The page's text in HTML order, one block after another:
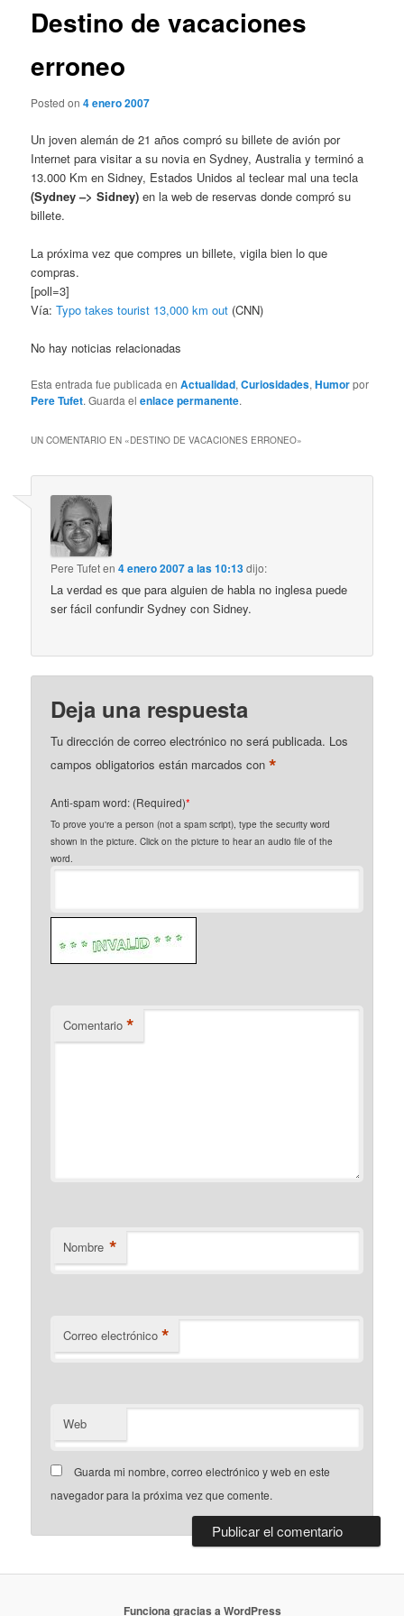
Destino de vacaciones
erroneo
Posted on4 enero 2007
Un joven alemán de 21 años compró su billete de avión por
Internet para visitar a su novia en Sydney, Australia y terminó a
13.000 Km en Sidney, Estados Unidos al teclear mal una tecla
(Sydney –> Sidney) en la web de reservas donde compró su
billete.
La próxima vez que compres un billete, vigila bien lo que
compras.
[poll=3]
Vía:Typo takes tourist 13,000 km out (CNN)
No hay noticias relacionadas
Esta entrada fue publicada enActualidad,Curiosidades,Humorpor
Pere Tufet. Guarda elenlace permanente.
UN COMENTARIO EN «DESTINO DE VACACIONES ERRONEO»
Pere Tufeten4 enero 2007 a las 10:13dijo:
La verdad es que para alguien de habla no inglesa puede
ser fácil confundir Sydney con Sidney.
Deja una respuesta
Tu dirección de correo electrónico no será publicada. Los
campos obligatorios están marcados con*
Anti-spam word: (Required)*
To prove you're a person (not a spam script), type the security word
shown in the picture. Click on the picture to hear an audio file of the
word.
Comentario *
Nombre *
Correo electrónico *
Web
Guarda mi nombre, correo electrónico y web en este
navegador para la próxima vez que comente.
Funciona gracias a WordPress